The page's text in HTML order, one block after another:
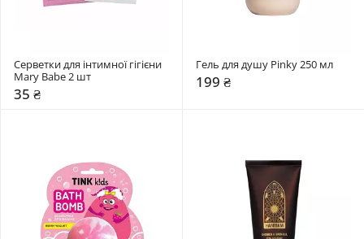
Серветки для інтимної гігієни
Mary Babe 2 шт
35 ₴
Гель для душу Pinky 250 мл
199 ₴